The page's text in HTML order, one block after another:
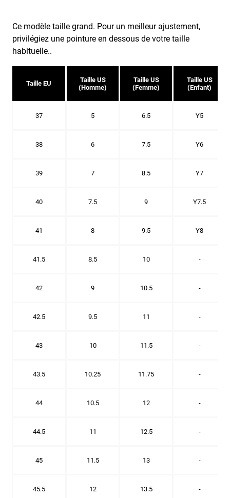
Ce modèle taille grand. Pour un meilleur ajustement,
privilégiez une pointure en dessous de votre taille
habituelle..
Taille EU
Taille US
(Homme)
Taille US
(Femme)
Taille US
(Enfant)
37 5 6.5 Y5
38 6 7.5 Y6
39 7 8.5 Y7
40 7.5 9 Y7.5
41 8 9.5 Y8
41.5 8.5 10 -
42 9 10.5 -
42.5 9.5 11 -
43 10 11.5 -
43.5 10.25 11.75 -
44 10.5 12 -
44.5 11 12.5 -
45 11.5 13 -
45.5 12 13.5 -